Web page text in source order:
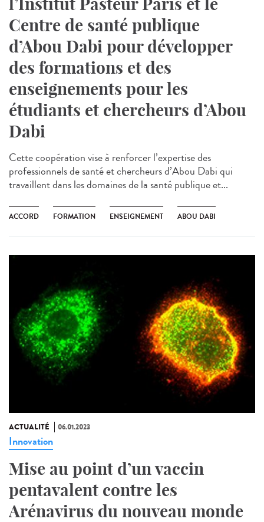
Centre de santé publique
d’Abou Dabi pour développer
des formations et des
enseignements pour les
étudiants et chercheurs d’Abou
Dabi
Cette coopération vise à renforcer l’expertise des
professionnels de santé et chercheurs d’Abou Dabi qui
travaillent dans les domaines de la santé publique et...
ACCORD FORMATION ENSEIGNEMENT ABOU DABI
ACTUALITÉ 06.01.2023
Innovation
Mise au point d’un vaccin
pentavalent contre les
Arénavirus du nouveau monde